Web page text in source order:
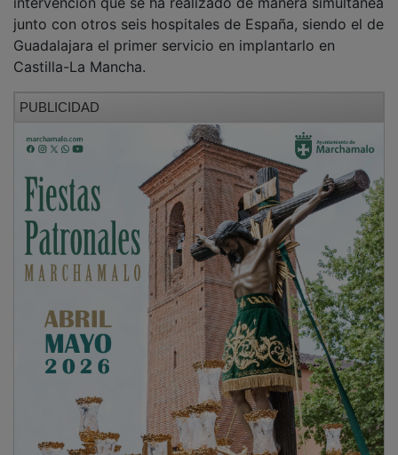
junto con otros seis hospitales de España, siendo el de
Guadalajara el primer servicio en implantarlo en
Castilla-La Mancha.